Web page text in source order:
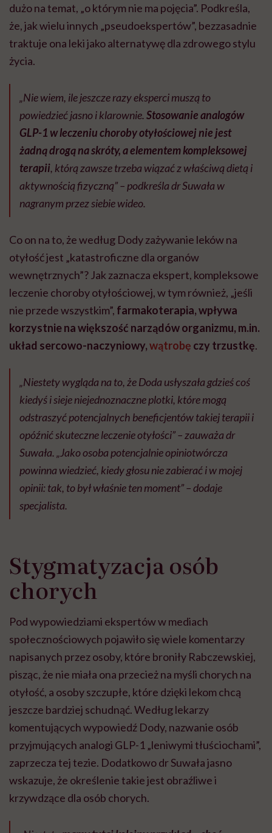
dużo na temat, „o którym nie ma pojęcia”. Podkreśla,
że, jak wielu innych „pseudoekspertów”, bezzasadnie
traktuje ona leki jako alternatywę dla zdrowego stylu
życia.
„Nie wiem, ile jeszcze razy eksperci muszą to
powiedzieć jasno i klarownie.Stosowanie analogów
GLP-1 w leczeniu choroby otyłościowej nie jest
żadną drogą na skróty, a elementem kompleksowej
terapii, którą zawsze trzeba wiązać z właściwą dietą i
aktywnością fizyczną” – podkreśla dr Suwała w
nagranym przez siebie wideo.
Co on na to, że według Dody zażywanie leków na
otyłość jest „katastroficzne dla organów
wewnętrznych”? Jak zaznacza ekspert, kompleksowe
leczenie choroby otyłościowej, w tym również, „jeśli
nie przede wszystkim”, farmakoterapia, wpływa
korzystnie na większość narządów organizmu, m.in.
układ sercowo-naczyniowy,wątrobę czy trzustkę.
„Niestety wygląda na to, że Doda usłyszała gdzieś coś
kiedyś i sieje niejednoznaczne plotki, które mogą
odstraszyć potencjalnych beneficjentów takiej terapii i
opóźnić skuteczne leczenie otyłości” – zauważa dr
Suwała. „Jako osoba potencjalnie opiniotwórcza
powinna wiedzieć, kiedy głosu nie zabierać i w mojej
opinii: tak, to był właśnie ten moment” – dodaje
specjalista.
Stygmatyzacja osób
chorych
Pod wypowiedziami ekspertów w mediach
społecznościowych pojawiło się wiele komentarzy
napisanych przez osoby, które broniły Rabczewskiej,
pisząc, że nie miała ona przecież na myśli chorych na
otyłość, a osoby szczupłe, które dzięki lekom chcą
jeszcze bardziej schudnąć. Według lekarzy
komentujących wypowiedź Dody, nazwanie osób
przyjmujących analogi GLP-1 „leniwymi tłuściochami”,
zaprzecza tej tezie. Dodatkowo dr Suwała jasno
wskazuje, że określenie takie jest obraźliwe i
krzywdzące dla osób chorych.